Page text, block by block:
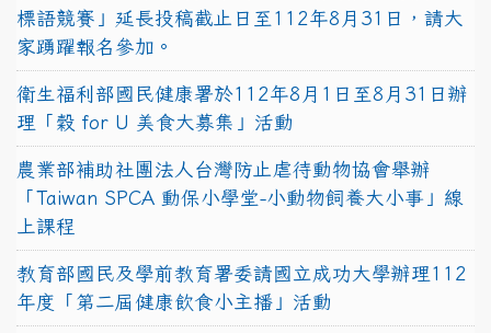
標語競賽」延長投稿截止日至112年8月31日，請大
家踴躍報名參加。
衛生福利部國民健康署於112年8月1日至8月31日辦
理「穀 for U 美食大募集」活動
農業部補助社團法人台灣防止虐待動物協會舉辦
「Taiwan SPCA 動保小學堂-小動物飼養大小事」線
上課程
教育部國民及學前教育署委請國立成功大學辦理112
年度「第二屆健康飲食小主播」活動